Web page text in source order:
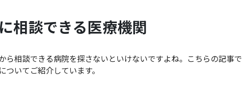
相談できる医療機関
ら相談できる病院を探さないといけないですよね。こちらの記事で
いてご紹介しています。